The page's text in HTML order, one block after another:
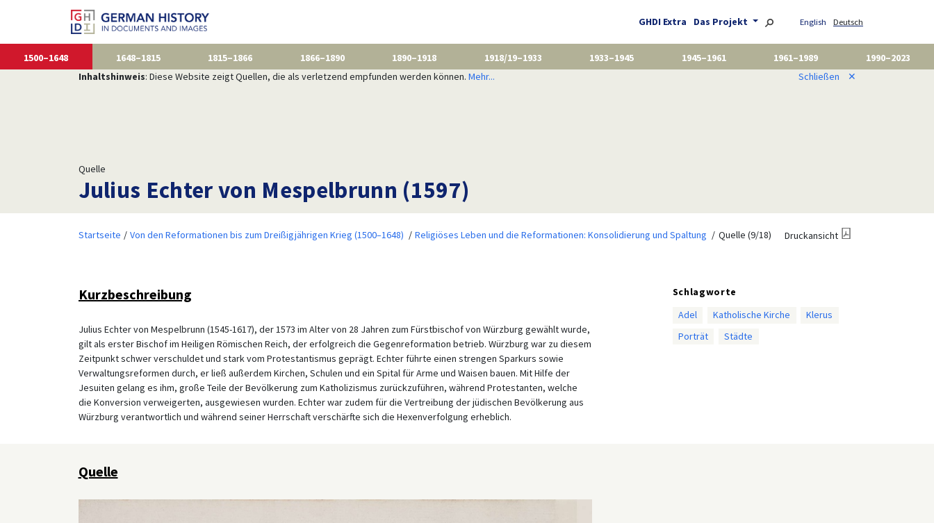
GHDI Extra Das Projekt English Deutsch
1500–1648 1648–1815 1815–1866 1866–1890 1890–1918 1918/19–1933 1933–1945 1945–1961 1961–1989
1990–2023
Inhaltshinweis: Diese Website zeigt Quellen, die als verletzend empfunden werden können. Mehr... Schließen ✕
Quelle
Julius Echter von Mespelbrunn (1597)
Startseite Von den Reformationen bis zum Dreißigjährigen Krieg (1500–1648) Religiöses Leben und die Reformationen: Konsolidierung und Spaltung Quelle (9/18) Druckansicht
Kurzbeschreibung
Julius Echter von Mespelbrunn (1545-1617), der 1573 im Alter von 28 Jahren zum Fürstbischof von Würzburg gewählt wurde,
gilt als erster Bischof im Heiligen Römischen Reich, der erfolgreich die Gegenreformation betrieb. Würzburg war zu diesem
Zeitpunkt schwer verschuldet und stark vom Protestantismus geprägt. Echter führte einen strengen Sparkurs sowie
Verwaltungsreformen durch, er ließ außerdem Kirchen, Schulen und ein Spital für Arme und Waisen bauen. Mit Hilfe der
Jesuiten gelang es ihm, große Teile der Bevölkerung zum Katholizismus zurückzuführen, während Protestanten, welche
die Konversion verweigerten, ausgewiesen wurden. Echter war zudem für die Vertreibung der jüdischen Bevölkerung aus
Würzburg verantwortlich und während seiner Herrschaft verschärfte sich die Hexenverfolgung erheblich.
Schlagworte
Adel
Katholische Kirche
Klerus
Porträt
Städte
Quelle